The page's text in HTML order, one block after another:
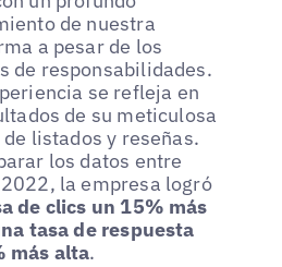
de nuestra
a pesar de los
de responsabilidades.
se refleja en
de su meticulosa
listados y reseñas.
los datos entre
la empresa logró
de clics un 15% más
tasa de respuesta
más alta.